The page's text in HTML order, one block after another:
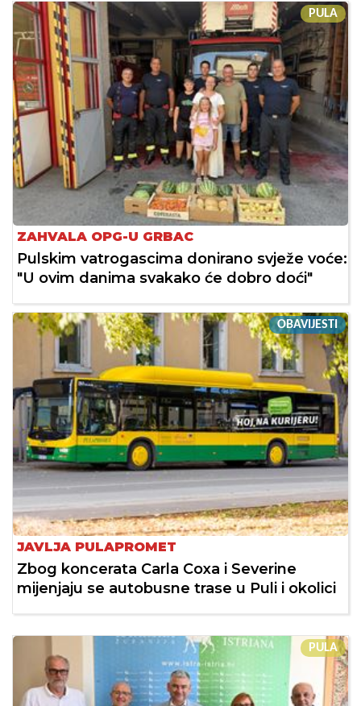
PULA
ZAHVALA OPG-U GRBAC
Pulskim vatrogascima donirano svježe voće:
"U ovim danima svakako će dobro doći"
OBAVIJESTI
JAVLJA PULAPROMET
Zbog koncerata Carla Coxa i Severine
mijenjaju se autobusne trase u Puli i okolici
PULA